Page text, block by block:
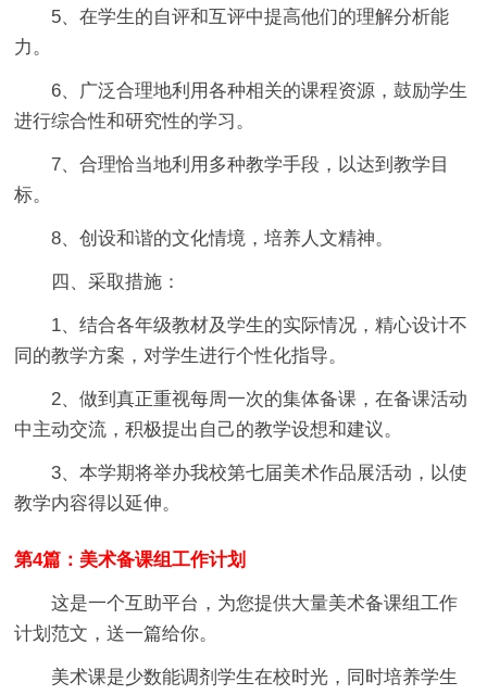
5、在学生的自评和互评中提高他们的理解分析能
力。
6、广泛合理地利用各种相关的课程资源，鼓励学生
进行综合性和研究性的学习。
7、合理恰当地利用多种教学手段，以达到教学目
标。
8、创设和谐的文化情境，培养人文精神。
四、采取措施：
1、结合各年级教材及学生的实际情况，精心设计不
同的教学方案，对学生进行个性化指导。
2、做到真正重视每周一次的集体备课，在备课活动
中主动交流，积极提出自己的教学设想和建议。
3、本学期将举办我校第七届美术作品展活动，以使
教学内容得以延伸。
第4篇：美术备课组工作计划
这是一个互助平台，为您提供大量美术备课组工作
计划范文，送一篇给你。
美术课是少数能调剂学生在校时光，同时培养学生